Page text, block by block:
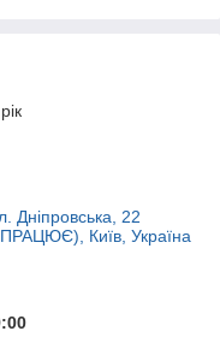
Дніпровська, 22
Київ, Україна